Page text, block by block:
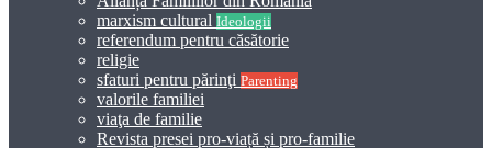
marxism cultural Ideologii
referendum pentru căsătorie
religie
sfaturi pentru părinţi Parenting
valorile familiei
viaţa de familie
Revista presei pro-viață și pro-familie